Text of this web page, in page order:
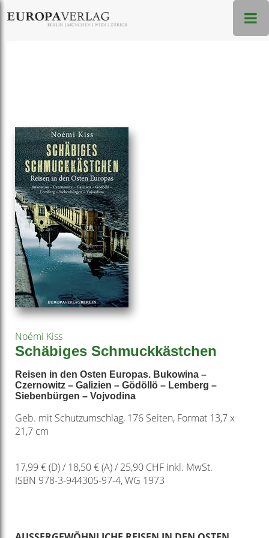
Noémi Kiss
Schäbiges Schmuckkästchen
Reisen in den Osten Europas. Bukowina –
Czernowitz – Galizien – Gödöllö – Lemberg –
Siebenbürgen – Vojvodina
Geb. mit Schutzumschlag, 176 Seiten, Format 13,7 x
21,7 cm
17,99 € (D) / 18,50 € (A) / 25,90 CHF inkl. MwSt.
ISBN 978-3-944305-97-4, WG 1973